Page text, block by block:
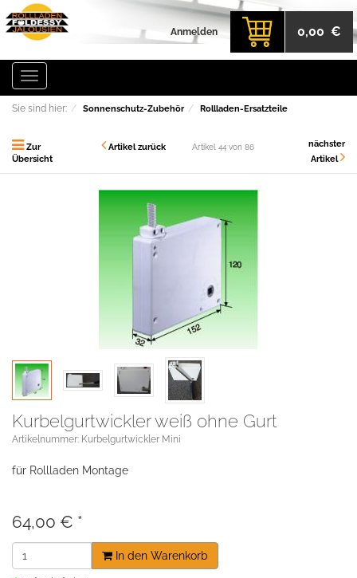
Anmelden 0,00 €
Toggle
navigation
Sie sind hier: Sonnenschutz-Zubehör Rollladen-Ersatzteile
Zur
Übersicht
Artikel zurück Artikel 44 von 86
nächster
Artikel
Kurbelgurtwickler weiß ohne Gurt
Artikelnummer: Kurbelgurtwickler Mini
für Rollladen Montage
64,00 € *
In den Warenkorb